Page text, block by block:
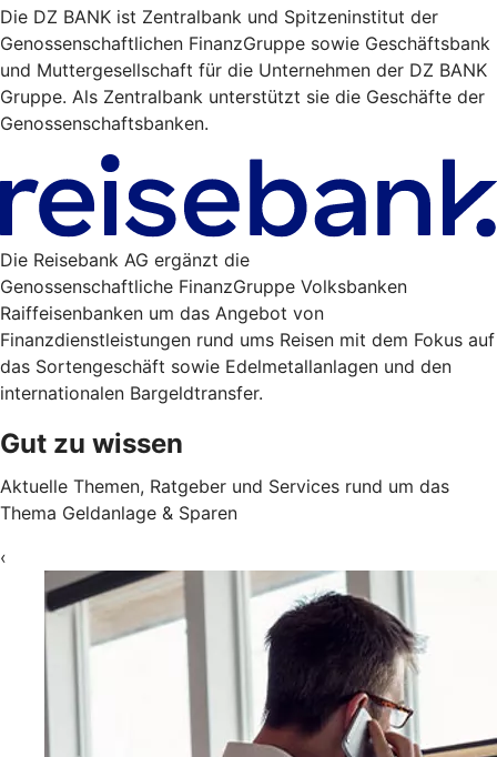
Die DZ BANK ist Zentralbank und Spitzeninstitut der
Genossenschaftlichen FinanzGruppe sowie Geschäftsbank
und Muttergesellschaft für die Unternehmen der DZ BANK
Gruppe. Als Zentralbank unterstützt sie die Geschäfte der
Genossenschaftsbanken.
Die Reisebank AG ergänzt die
Genossenschaftliche FinanzGruppe Volksbanken
Raiffeisenbanken um das Angebot von
Finanzdienstleistungen rund ums Reisen mit dem Fokus auf
das Sortengeschäft sowie Edelmetallanlagen und den
internationalen Bargeldtransfer.
Gut zu wissen
Aktuelle Themen, Ratgeber und Services rund um das
Thema Geldanlage & Sparen
‹